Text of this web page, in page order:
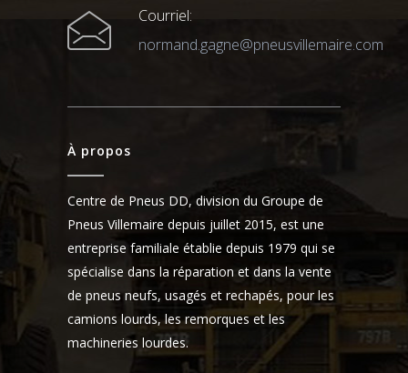
Courriel:
normand.gagne@pneusvillemaire.com
À propos
Centre de Pneus DD, division du Groupe de
Pneus Villemaire depuis juillet 2015, est une
entreprise familiale établie depuis 1979 qui se
spécialise dans la réparation et dans la vente
de pneus neufs, usagés et rechapés, pour les
camions lourds, les remorques et les
machineries lourdes.